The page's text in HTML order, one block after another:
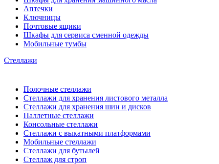
Аптечки
Ключницы
Почтовые ящики
Шкафы для сервиса сменной одежды
Мобильные тумбы
Стеллажи
Полочные стеллажи
Стеллажи для хранения листового металла
Стеллажи для хранения шин и дисков
Паллетные стеллажи
Консольные стеллажи
Стеллажи с выкатными платформами
Мобильные стеллажи
Стеллажи для бутылей
Стеллаж для строп